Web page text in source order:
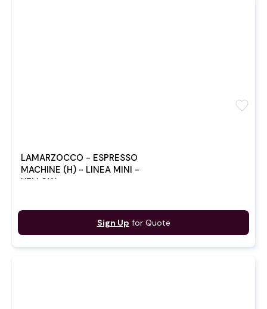
LAMARZOCCO - ESPRESSO
MACHINE (H) - LINEA MINI -
YELLOW
Sign Up for Quote
favorite